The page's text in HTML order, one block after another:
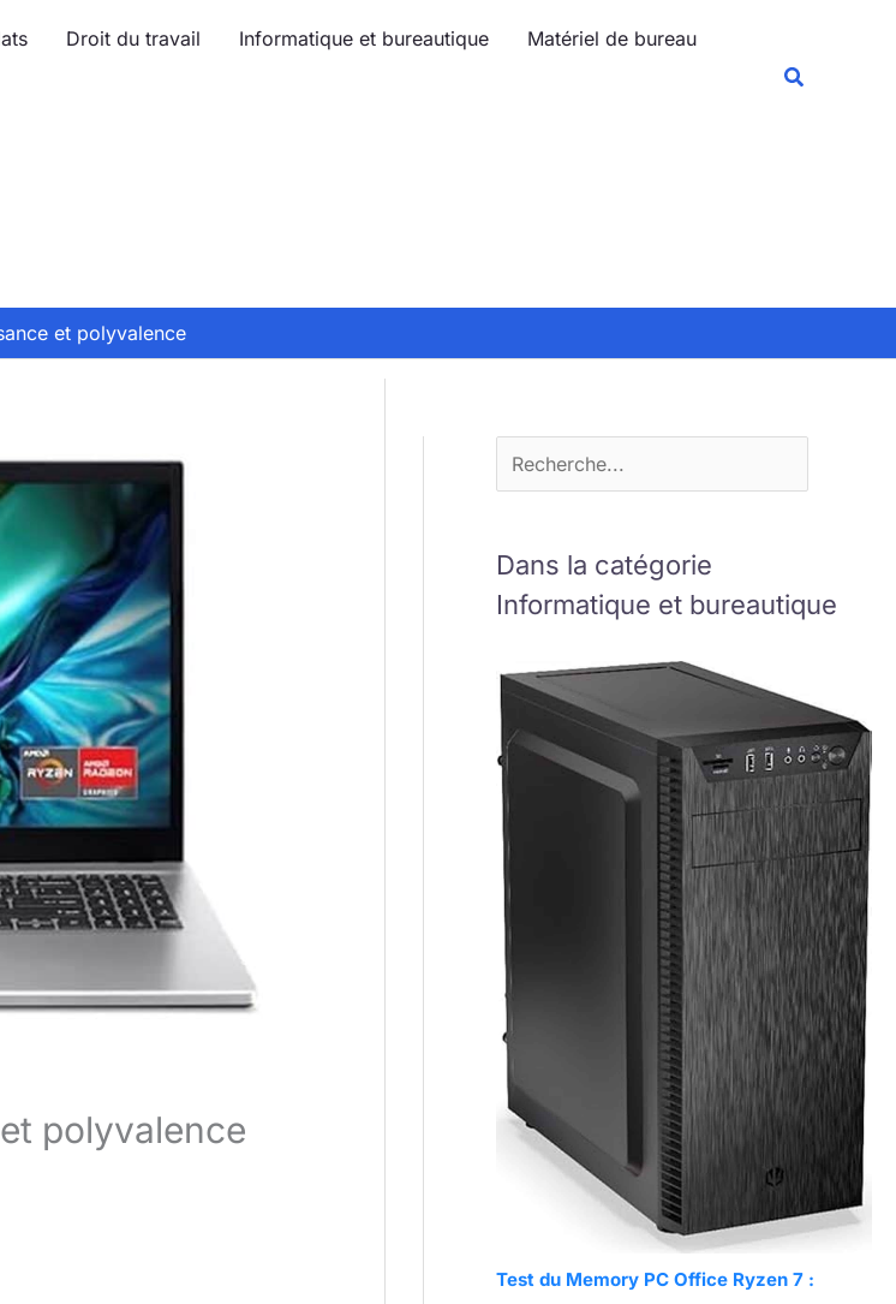
Droit du travail Informatique et bureautique Matériel de bureau
et polyvalence
polyvalence
r
Dans la catégorie
Informatique et bureautique
Test du Memory PC Office Ryzen 7 :